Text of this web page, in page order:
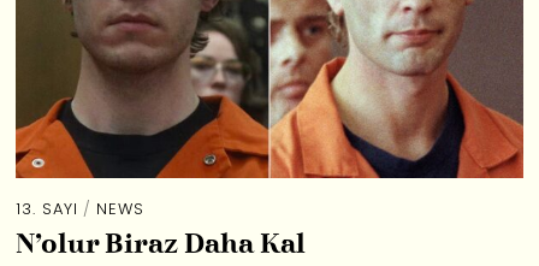
13. SAYI / NEWS
N’olur Biraz Daha Kal